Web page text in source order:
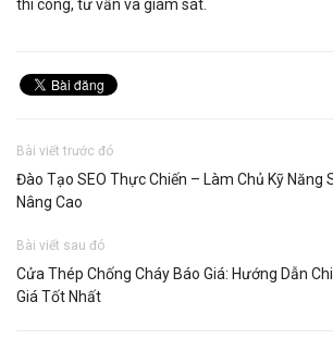
thi công, tư vấn và giám sát.
Bài viết trước đó
Đào Tạo SEO Thực Chiến – Làm Chủ Kỹ Năng
Nâng Cao
Bài viết sau đó
Cửa Thép Chống Cháy Báo Giá: Hướng Dẫn
Giá Tốt Nhất